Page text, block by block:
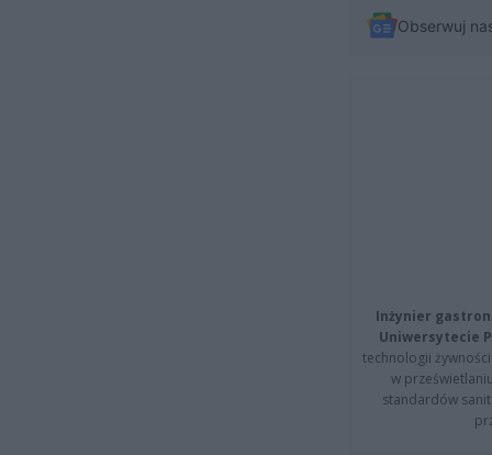
Obserwuj
Inżynier
Uniwersytecie
technologii
w
standardów